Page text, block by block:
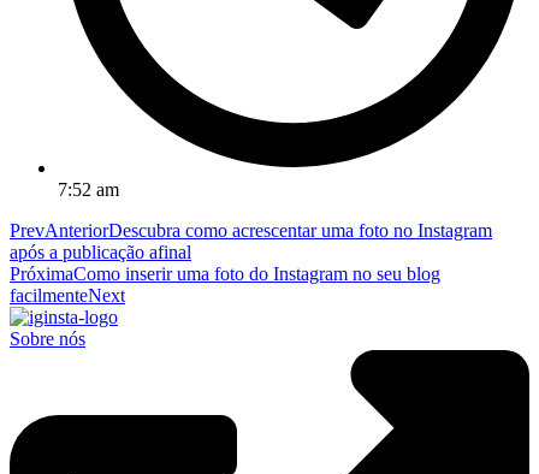
7:52 am
PrevAnteriorDescubra como acrescentar uma foto no Instagram
após a publicação afinal
PróximaComo inserir uma foto do Instagram no seu blog
facilmenteNext
Sobre nós